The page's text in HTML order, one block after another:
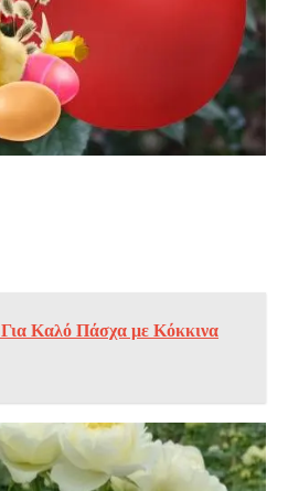
Καλό Πάσχα με Κόκκινα